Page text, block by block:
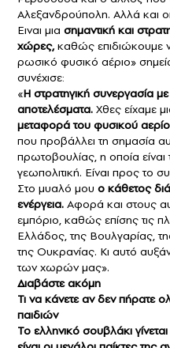
Αλεξανδρούπολη. Αλλά και
Ειναι μια σημαντική και
χώρες,καθώς επιδιώκουμε
ρωσικό φυσικό αέριο»
συνέχισε:
«Η στρατηγική συνεργασία
αποτελέσματα. Χθες είχαμε
μεταφορά του φυσικού
που προβάλλει τη σημασία
πρωτοβουλίας, η οποία είναι
γεωπολιτική. Είναι προς
Στο μυαλό μου ο κάθετος
ενέργεια. Αφορά και στους
εμπόριο, καθώς επίσης τις
Ελλάδος, της Βουλγαρίας,
της Ουκρανίας. Κι αυτό
των χωρών μας».
Διαβάστε ακόμη
Τι να κάνετε αν δεν πήρατε
παιδιών
Το ελληνικό σουβλάκι